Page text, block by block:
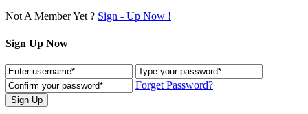
Not A Member Yet ? Sign - Up Now !
Sign Up Now
Forget Password?